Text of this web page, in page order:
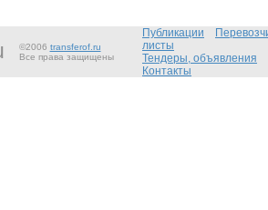
©2006 transferof.ru
Все права защищены
Публикации
листы
Тендеры, объявления
Контакты